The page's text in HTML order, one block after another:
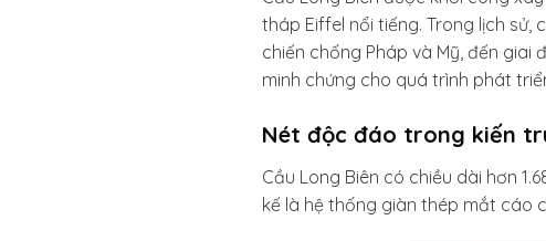
tháp Eiffel nổi tiếng. Trong lịch sử,
chiến chống Pháp và Mỹ, đến
minh chứng cho quá trình phát
Nét độc đáo trong kiến
Cầu Long Biên có chiều dài hơn
kế là hệ thống giàn thép mắt cáo